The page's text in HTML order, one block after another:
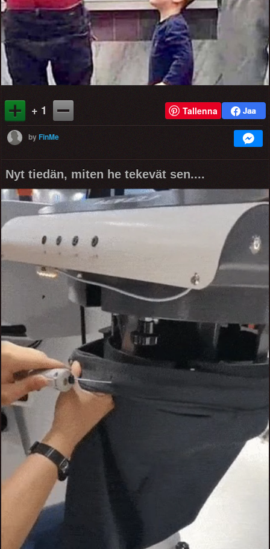
+ 1 Tallenna
byFinMe
Nyt tiedän, miten he tekevät sen....